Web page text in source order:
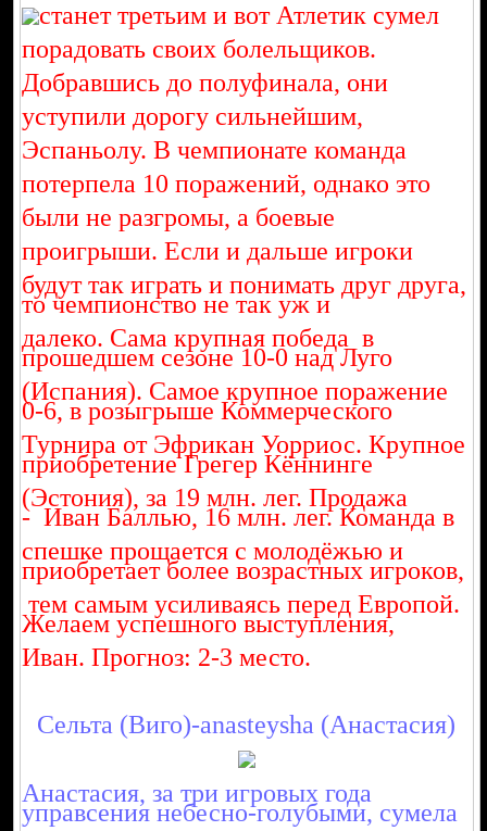
станеттретьим и вот Атлетик сумел
порадовать своих болельщиков.
Добравшись до полуфинала, они
уступили дорогу сильнейшим,
Эспаньолу. В чемпионате команда
потерпела 10 поражений, однако это
были не разгромы, а боевые
проигрыши. Если и дальше игроки
будут так играть и понимать друг друга,
то чемпионство не так уж и
далеко. Сама крупная победа в
прошедшем сезоне 10-0 над Луго
(Испания). Самое крупное поражение
0-6, в розыгрыше Коммерческого
Турнира от Эфрикан Уорриос. Крупное
приобретение Грегер Кённинге
(Эстония), за 19 млн. лег. Продажа
- Иван Баллью, 16 млн. лег. Команда в
спешке прощается с молодёжью и
приобретает более возрастных игроков,
тем самым усиливаясь перед Европой.
Желаем успешного выступления,
Иван. Прогноз: 2-3 место.
Сельта (Виго)-anasteysha (Анастасия)
Анастасия, за три игровых года
управсения небесно-голубыми, сумела